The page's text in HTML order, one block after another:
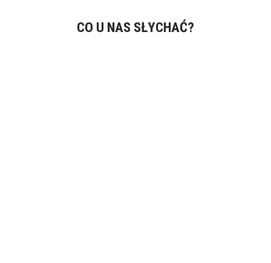
CO U NAS SŁYCHAĆ?